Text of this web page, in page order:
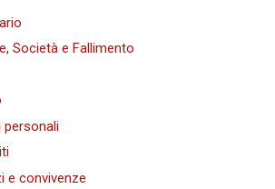
Società e Fallimento
personali
e convivenze